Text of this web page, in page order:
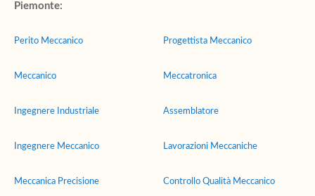
Piemonte:
Perito Meccanico
Meccanico
Ingegnere Industriale
Ingegnere Meccanico
Meccanica Precisione
Progettista Meccanico
Meccatronica
Assemblatore
Lavorazioni Meccaniche
Controllo Qualità Meccanico